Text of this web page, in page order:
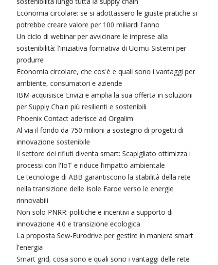
Economia circolare: se si adottassero le giuste pratiche si
potrebbe creare valore per 100 miliardi l'anno
Un ciclo di webinar per avvicinare le imprese alla
sostenibilità: l'iniziativa formativa di Ucimu-Sistemi per
produrre
Economia circolare, che cos'è e quali sono i vantaggi per
ambiente, consumatori e aziende
IBM acquisisce Envizi e amplia la sua offerta in soluzioni
per Supply Chain più resilienti e sostenibili
Phoenix Contact aderisce ad Orgalim
Al via il fondo da 750 milioni a sostegno di progetti di
innovazione sostenibile
Il settore dei rifiuti diventa smart: Scapigliato ottimizza i
processi con l'IoT e riduce l’impatto ambientale
Le tecnologie di ABB garantiscono la stabilità della rete
nella transizione delle Isole Faroe verso le energie
rinnovabili
Non solo PNRR: politiche e incentivi a supporto di
innovazione 4.0 e transizione ecologica
La proposta Sew-Eurodrive per gestire in maniera smart
l'energia
Smart grid, cosa sono e quali sono i vantaggi delle rete